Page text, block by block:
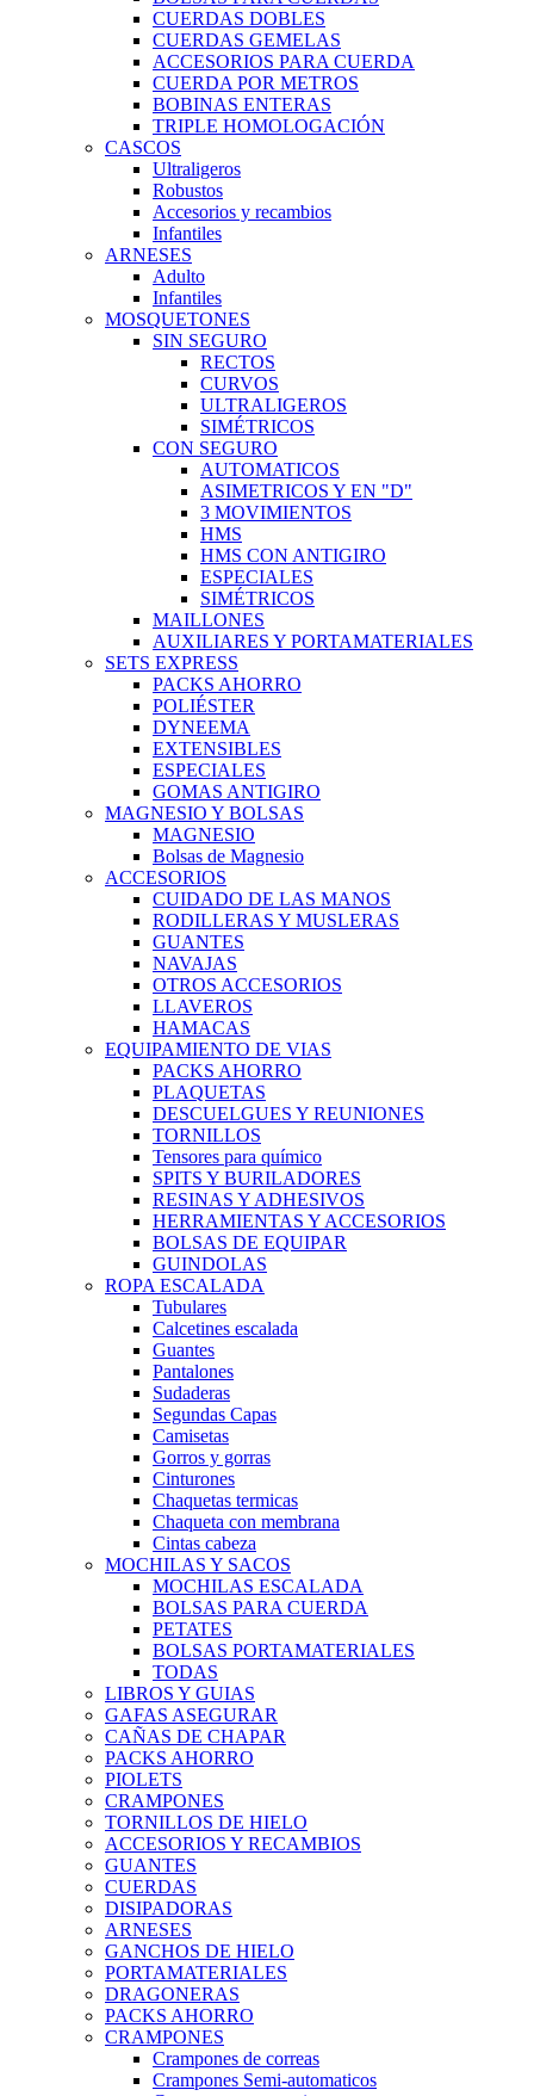
CUERDAS DOBLES
CUERDAS GEMELAS
ACCESORIOS PARA CUERDA
CUERDA POR METROS
BOBINAS ENTERAS
TRIPLE HOMOLOGACIÓN
CASCOS
Ultraligeros
Robustos
Accesorios y recambios
Infantiles
ARNESES
Adulto
Infantiles
MOSQUETONES
SIN SEGURO
RECTOS
CURVOS
ULTRALIGEROS
SIMÉTRICOS
CON SEGURO
AUTOMATICOS
ASIMETRICOS Y EN "D"
3 MOVIMIENTOS
HMS
HMS CON ANTIGIRO
ESPECIALES
SIMÉTRICOS
MAILLONES
AUXILIARES Y PORTAMATERIALES
SETS EXPRESS
PACKS AHORRO
POLIÉSTER
DYNEEMA
EXTENSIBLES
ESPECIALES
GOMAS ANTIGIRO
MAGNESIO Y BOLSAS
MAGNESIO
Bolsas de Magnesio
ACCESORIOS
CUIDADO DE LAS MANOS
RODILLERAS Y MUSLERAS
GUANTES
NAVAJAS
OTROS ACCESORIOS
LLAVEROS
HAMACAS
EQUIPAMIENTO DE VIAS
PACKS AHORRO
PLAQUETAS
DESCUELGUES Y REUNIONES
TORNILLOS
Tensores para químico
SPITS Y BURILADORES
RESINAS Y ADHESIVOS
HERRAMIENTAS Y ACCESORIOS
BOLSAS DE EQUIPAR
GUINDOLAS
ROPA ESCALADA
Tubulares
Calcetines escalada
Guantes
Pantalones
Sudaderas
Segundas Capas
Camisetas
Gorros y gorras
Cinturones
Chaquetas termicas
Chaqueta con membrana
Cintas cabeza
MOCHILAS Y SACOS
MOCHILAS ESCALADA
BOLSAS PARA CUERDA
PETATES
BOLSAS PORTAMATERIALES
TODAS
LIBROS Y GUIAS
GAFAS ASEGURAR
CAÑAS DE CHAPAR
PACKS AHORRO
PIOLETS
CRAMPONES
TORNILLOS DE HIELO
ACCESORIOS Y RECAMBIOS
GUANTES
CUERDAS
DISIPADORAS
ARNESES
GANCHOS DE HIELO
PORTAMATERIALES
DRAGONERAS
PACKS AHORRO
CRAMPONES
Crampones de correas
Crampones Semi-automaticos